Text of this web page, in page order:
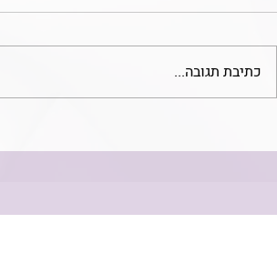
הפורנזית והמשפטית במניעת
כתיבת תגובה...